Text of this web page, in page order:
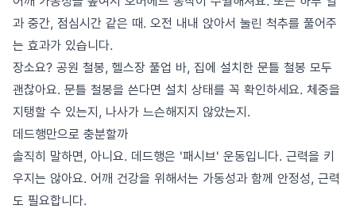
과 중간, 점심시간 같은 때. 오전 내내 앉아서 눌린 척추를 풀어주
는 효과가 있습니다.
장소요? 공원 철봉, 헬스장 풀업 바, 집에 설치한 문틀 철봉 모두
괜찮아요. 문틀 철봉을 쓴다면 설치 상태를 꼭 확인하세요. 체중을
지탱할 수 있는지, 나사가 느슨해지지 않았는지.
데드행만으로 충분할까
솔직히 말하면, 아니요. 데드행은 '패시브' 운동입니다. 근력을 키
우지는 않아요. 어깨 건강을 위해서는 가동성과 함께 안정성, 근력
도 필요합니다.